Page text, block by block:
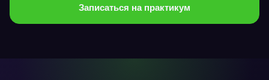
Записаться на практикум